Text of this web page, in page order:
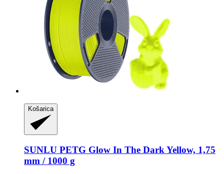
Košarica
SUNLU PETG Glow In The Dark Yellow, 1,75
mm / 1000 g